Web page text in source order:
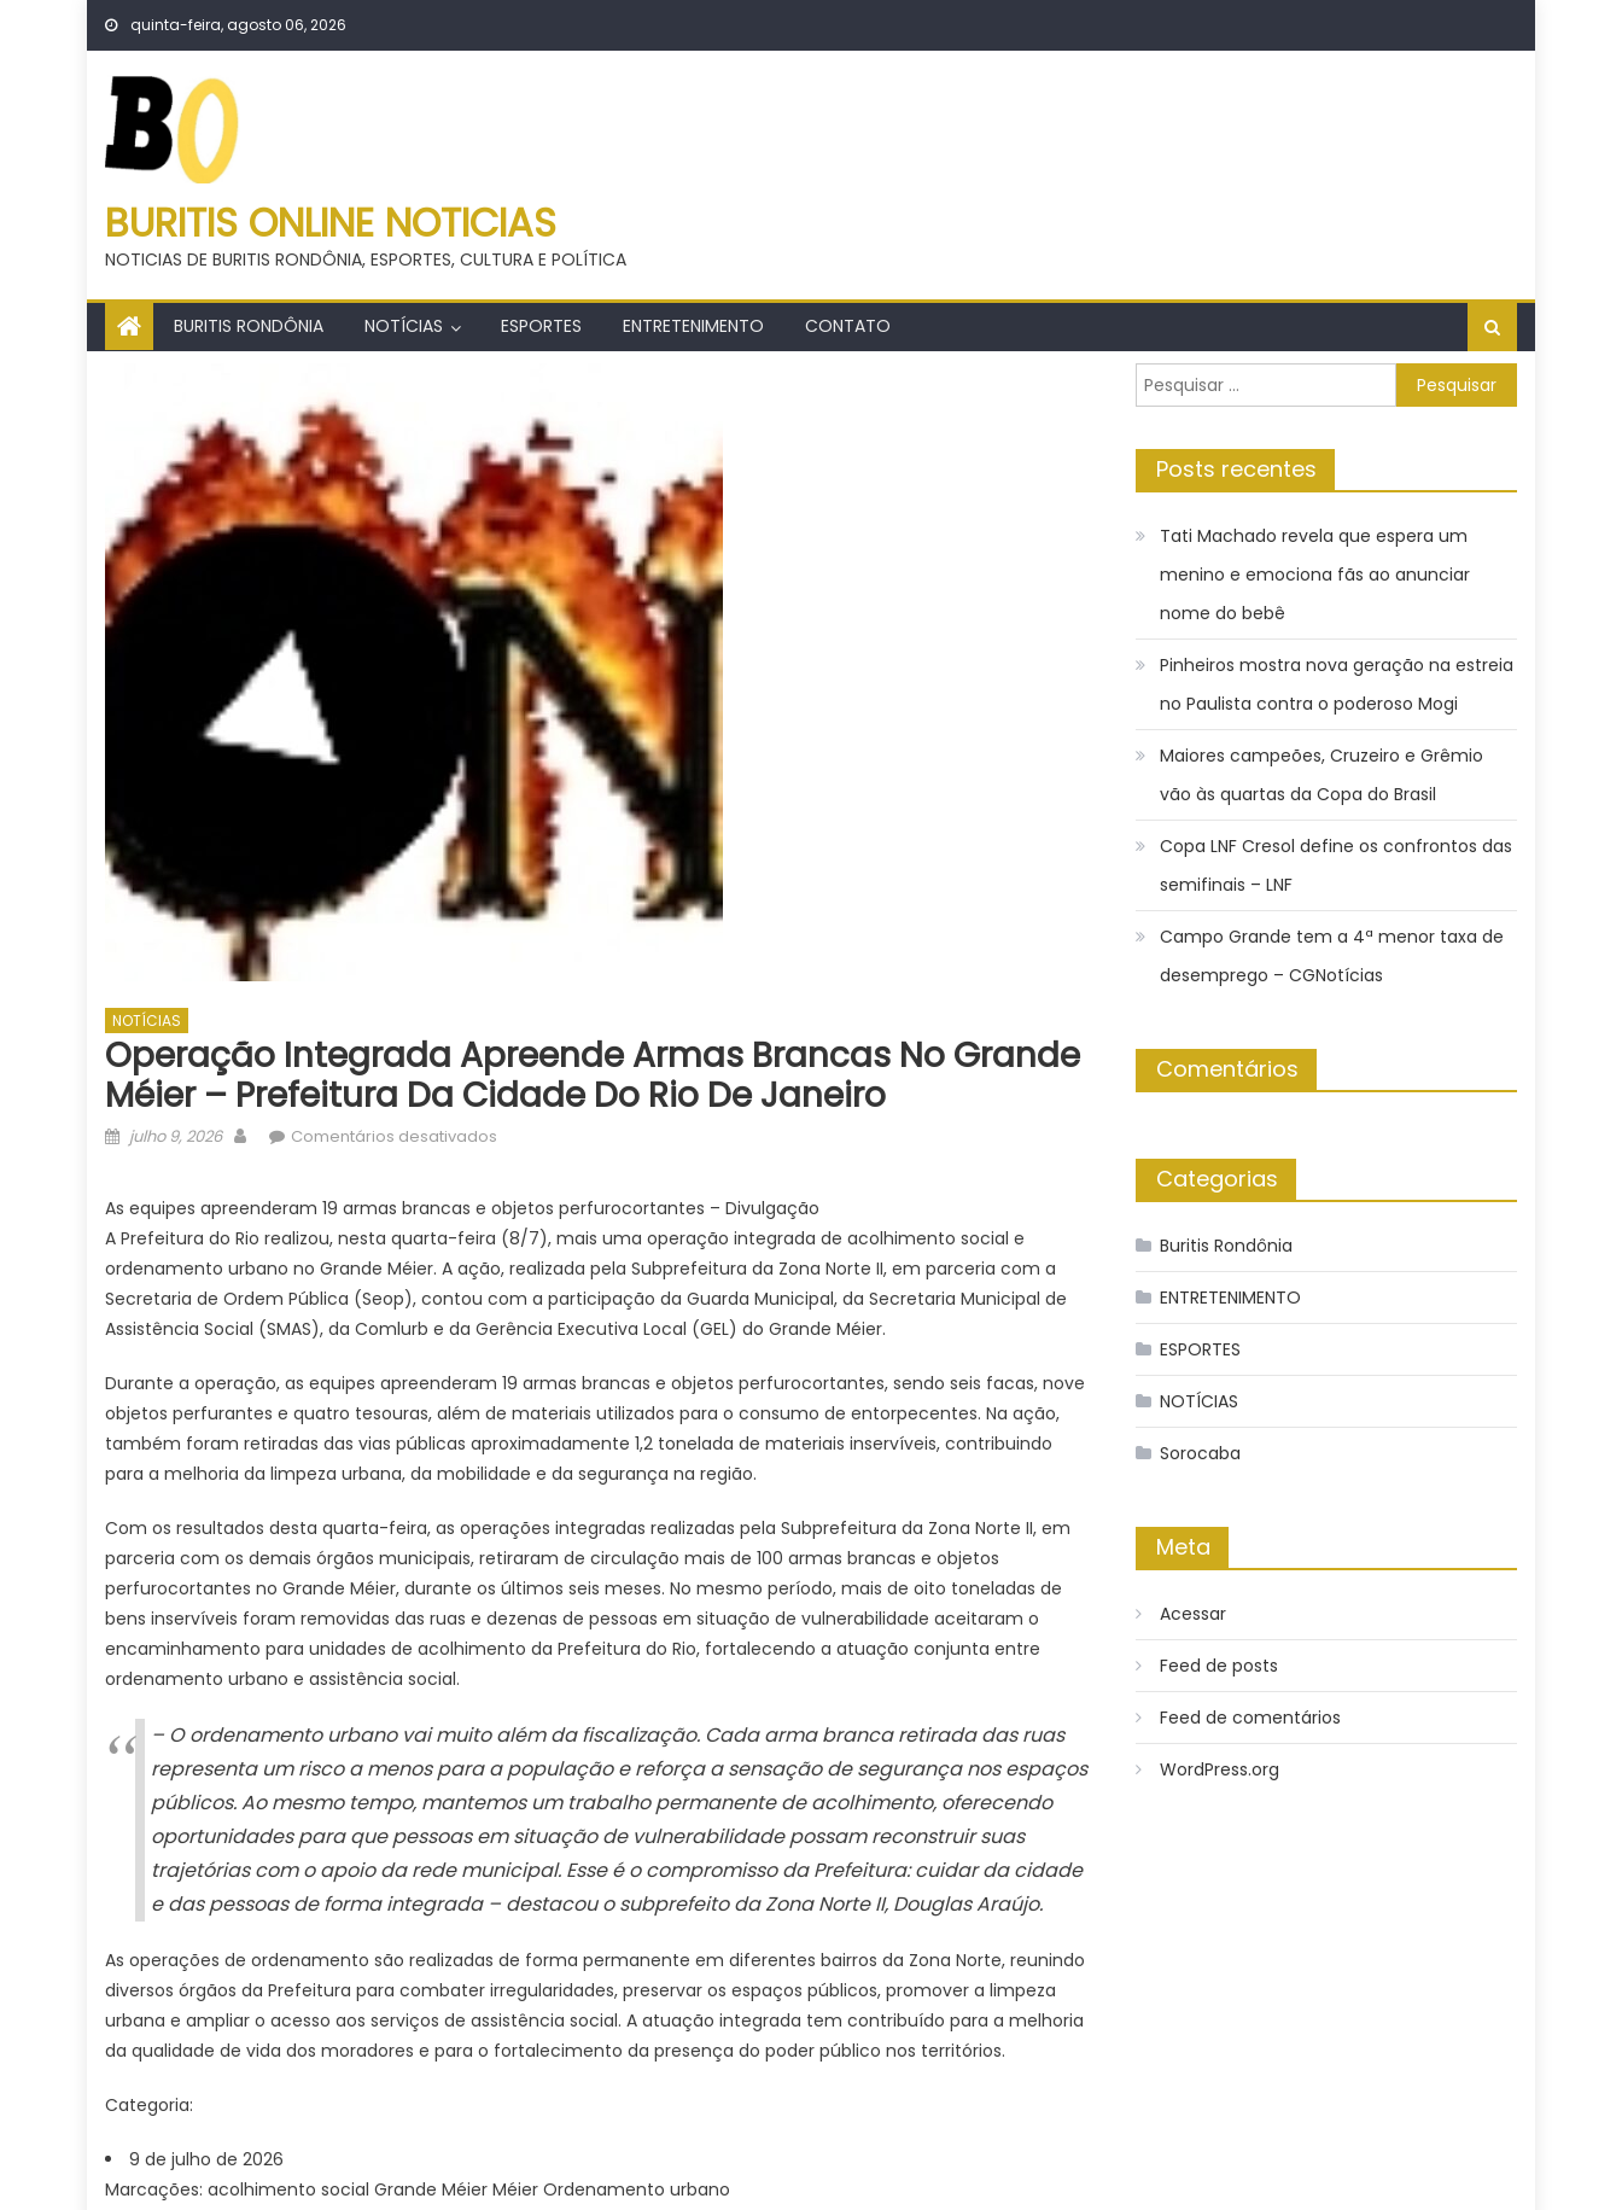
Skip
content
quinta-feira, agosto 06, 2026
BURITIS ONLINE NOTICIAS
NOTICIAS DE BURITIS RONDÔNIA, ESPORTES, CULTURA E POLÍTICA
BURITIS RONDÔNIA NOTÍCIAS ESPORTES ENTRETENIMENTO CONTATO
NOTÍCIAS
Operação Integrada Apreende Armas Brancas No Grande
Méier – Prefeitura Da Cidade Do Rio De Janeiro
Posted
julho 9, 2026 AuthorComentários desativados
apreende
armas
brancas
no
Grande
–
Prefeitura
da
Cidade
Rio
de
Janeiro
As equipes apreenderam 19 armas brancas e objetos perfurocortantes – Divulgação
A Prefeitura do Rio realizou, nesta quarta-feira (8/7), mais uma operação integrada de acolhimento social e
ordenamento urbano no Grande Méier. A ação, realizada pela Subprefeitura da Zona Norte II, em parceria com a
Secretaria de Ordem Pública (Seop), contou com a participação da Guarda Municipal, da Secretaria Municipal de
Assistência Social (SMAS), da Comlurb e da Gerência Executiva Local (GEL) do Grande Méier.
Durante a operação, as equipes apreenderam 19 armas brancas e objetos perfurocortantes, sendo seis facas, nove
objetos perfurantes e quatro tesouras, além de materiais utilizados para o consumo de entorpecentes. Na ação,
também foram retiradas das vias públicas aproximadamente 1,2 tonelada de materiais inservíveis, contribuindo
para a melhoria da limpeza urbana, da mobilidade e da segurança na região.
Com os resultados desta quarta-feira, as operações integradas realizadas pela Subprefeitura da Zona Norte II, em
parceria com os demais órgãos municipais, retiraram de circulação mais de 100 armas brancas e objetos
perfurocortantes no Grande Méier, durante os últimos seis meses. No mesmo período, mais de oito toneladas de
bens inservíveis foram removidas das ruas e dezenas de pessoas em situação de vulnerabilidade aceitaram o
encaminhamento para unidades de acolhimento da Prefeitura do Rio, fortalecendo a atuação conjunta entre
ordenamento urbano e assistência social.
– O ordenamento urbano vai muito além da fiscalização. Cada arma branca retirada das ruas
representa um risco a menos para a população e reforça a sensação de segurança nos espaços
públicos. Ao mesmo tempo, mantemos um trabalho permanente de acolhimento, oferecendo
oportunidades para que pessoas em situação de vulnerabilidade possam reconstruir suas
trajetórias com o apoio da rede municipal. Esse é o compromisso da Prefeitura: cuidar da cidade
e das pessoas de forma integrada – destacou o subprefeito da Zona Norte II, Douglas Araújo.
As operações de ordenamento são realizadas de forma permanente em diferentes bairros da Zona Norte, reunindo
diversos órgãos da Prefeitura para combater irregularidades, preservar os espaços públicos, promover a limpeza
urbana e ampliar o acesso aos serviços de assistência social. A atuação integrada tem contribuído para a melhoria
da qualidade de vida dos moradores e para o fortalecimento da presença do poder público nos territórios.
Categoria:
9 de julho de 2026
Marcações: acolhimento social Grande Méier Méier Ordenamento urbano
Pesquisar
por:
Posts recentes
Tati Machado revela que espera um
menino e emociona fãs ao anunciar
nome do bebê
Pinheiros mostra nova geração na estreia
no Paulista contra o poderoso Mogi
Maiores campeões, Cruzeiro e Grêmio
vão às quartas da Copa do Brasil
Copa LNF Cresol define os confrontos das
semifinais – LNF
Campo Grande tem a 4ª menor taxa de
desemprego – CGNotícias
Comentários
Categorias
Buritis Rondônia
ENTRETENIMENTO
ESPORTES
NOTÍCIAS
Sorocaba
Meta
Acessar
Feed de posts
Feed de comentários
WordPress.org